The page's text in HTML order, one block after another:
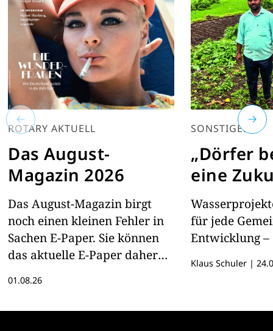
ROTARY AKTUELL
Das August-
Magazin 2026
Das August-Magazin birgt
noch einen kleinen Fehler in
Sachen E-Paper. Sie können
das aktuelle E-Paper daher
01.08.26
SONSTIGES
„Dörfer
eine
für jede
Entwicklung –
Klaus Schuler |